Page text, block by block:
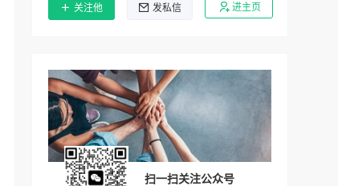
关注他 发私信 进主页
扫一扫关注公众号